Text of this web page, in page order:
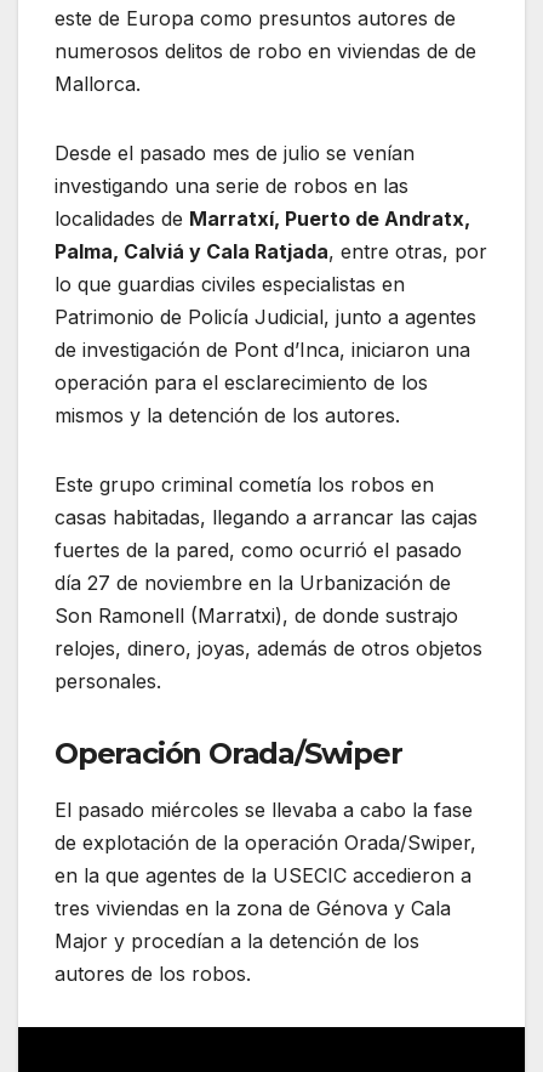
este de Europa como presuntos autores de
numerosos delitos de robo en viviendas de de
Mallorca.
Desde el pasado mes de julio se venían
investigando una serie de robos en las
localidades de Marratxí, Puerto de Andratx,
Palma, Calviá y Cala Ratjada, entre otras, por
lo que guardias civiles especialistas en
Patrimonio de Policía Judicial, junto a agentes
de investigación de Pont d’Inca, iniciaron una
operación para el esclarecimiento de los
mismos y la detención de los autores.
Este grupo criminal cometía los robos en
casas habitadas, llegando a arrancar las cajas
fuertes de la pared, como ocurrió el pasado
día 27 de noviembre en la Urbanización de
Son Ramonell (Marratxi), de donde sustrajo
relojes, dinero, joyas, además de otros objetos
personales.
Operación Orada/Swiper
El pasado miércoles se llevaba a cabo la fase
de explotación de la operación Orada/Swiper,
en la que agentes de la USECIC accedieron a
tres viviendas en la zona de Génova y Cala
Major y procedían a la detención de los
autores de los robos.